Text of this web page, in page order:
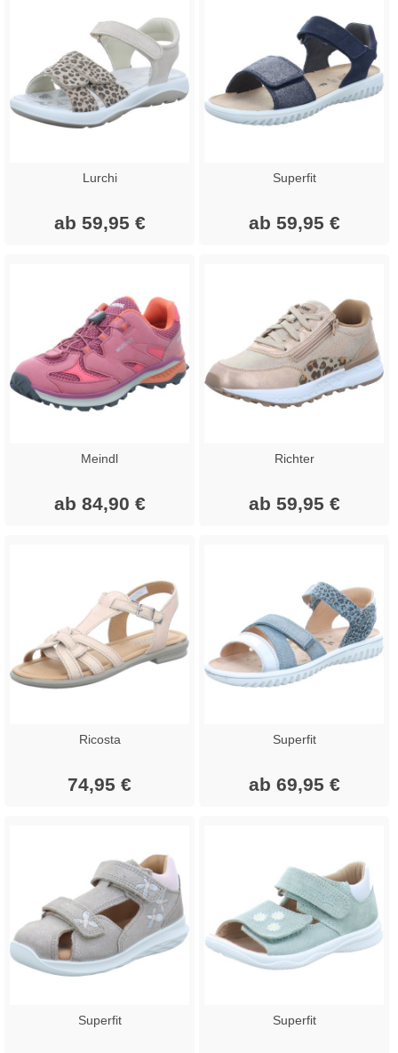
Lurchi
ab 59,95 €
Superfit
ab 59,95 €
Meindl
ab 84,90 €
Richter
ab 59,95 €
Ricosta
74,95 €
Superfit
ab 69,95 €
Superfit Superfit